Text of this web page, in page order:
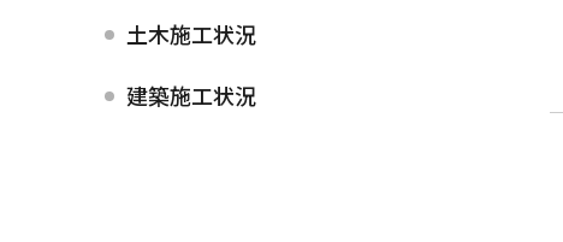
土木施工状況
建築施工状況